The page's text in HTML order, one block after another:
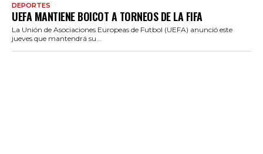
DEPORTES
UEFA MANTIENE BOICOT A TORNEOS DE LA FIFA
La Unión de Asociaciones Europeas de Futbol (UEFA) anunció este
jueves que mantendrá su...